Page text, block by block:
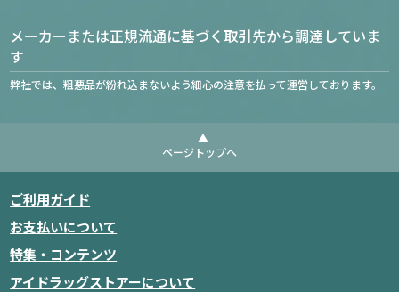
メーカーまたは正規流通に基づく取引先から調達していま
す
弊社では、粗悪品が紛れ込まないよう細心の注意を払って運営しております。
ページトップへ
ご利用ガイド
お支払いについて
特集・コンテンツ
アイドラッグストアーについて